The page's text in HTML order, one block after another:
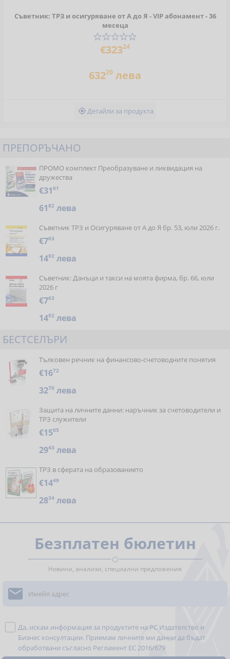
Съветник: ТРЗ и осигуряване от А до Я - VIP абонамент - 36
месеца
€32324
63220 лева
Детайли за продукта
ПРЕПОРЪЧАНО
ПРОМО комплект Преобразуване и ликвидация на
дружества
€3161
6182 лева
Съветник ТРЗ и Осигуряване от А до Я бр. 53, юли 2026 г.
€763
1492 лева
Съветник: Данъци и такси на моята фирма, бр. 66, юли
2026 г
€763
1492 лева
БЕСТСЕЛЪРИ
Тълковен речник на финансово-счетоводните понятия
€1672
3270 лева
Защита на личните данни: наръчник за счетоводители и
ТРЗ служители
€1505
2943 лева
ТРЗ в сферата на образованието
€1449
2834 лева
Безплатен бюлетин
Новини, анализи, специални предложения

Да, искам информация за продуктите на РС Издателство и
Бизнес консултации. Приемам личните ми данни да бъдат
обработвани съгласно Регламент ЕС 2016/679